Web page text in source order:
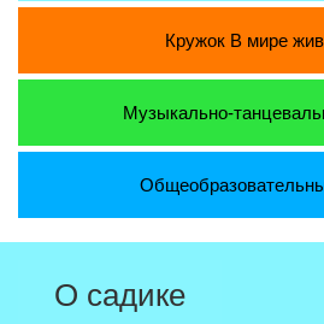
Кружок В мире
Музыкально-
О садике